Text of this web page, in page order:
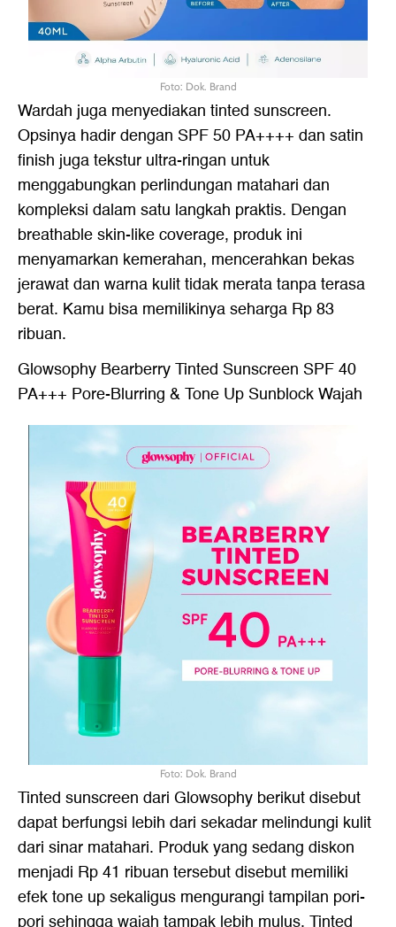
Foto: Dok. Brand
Wardah juga menyediakan tinted sunscreen.
Opsinya hadir dengan SPF 50 PA++++ dan satin
finish juga tekstur ultra-ringan untuk
menggabungkan perlindungan matahari dan
kompleksi dalam satu langkah praktis. Dengan
breathable skin-like coverage, produk ini
menyamarkan kemerahan, mencerahkan bekas
jerawat dan warna kulit tidak merata tanpa terasa
berat. Kamu bisa memilikinya seharga Rp 83
ribuan.
Glowsophy Bearberry Tinted Sunscreen SPF 40
PA+++ Pore-Blurring & Tone Up Sunblock Wajah
Foto: Dok. Brand
Tinted sunscreen dari Glowsophy berikut disebut
dapat berfungsi lebih dari sekadar melindungi kulit
dari sinar matahari. Produk yang sedang diskon
menjadi Rp 41 ribuan tersebut disebut memiliki
efek tone up sekaligus mengurangi tampilan pori-